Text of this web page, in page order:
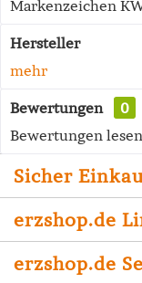
Markenzeichen
Hersteller
mehr
Bewertungen
0
Bewertungen
Sicher
erzshop.de
erzshop.de